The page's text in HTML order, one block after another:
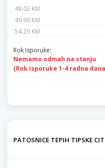
48.02 KM
49.90 KM
54.26 KM
Rok Isporuke:
Nemamo odmah na stanju
(Rok isporuke 1-4 radna
PATOSNICE TEPIH TIPSKE